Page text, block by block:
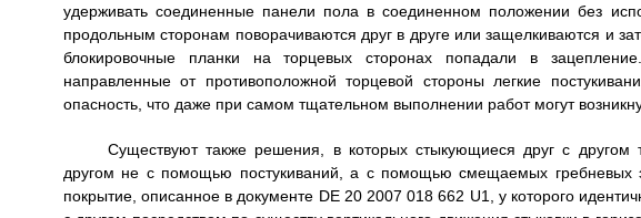
удерживать соединенные панели пола в соединенном положении без
продольным сторонам поворачиваются друг в друге или защелкиваются и
блокировочные планки на торцевых сторонах попадали в
направленные от противоположной торцевой стороны легкие
опасность, что даже при самом тщательном выполнении работ могут
Существуют также решения, в которых стыкующиеся друг с другом
другом не с помощью постукиваний, а с помощью смещаемых гребневых
покрытие, описанное в документе DE 20 2007 018 662 U1, у которого